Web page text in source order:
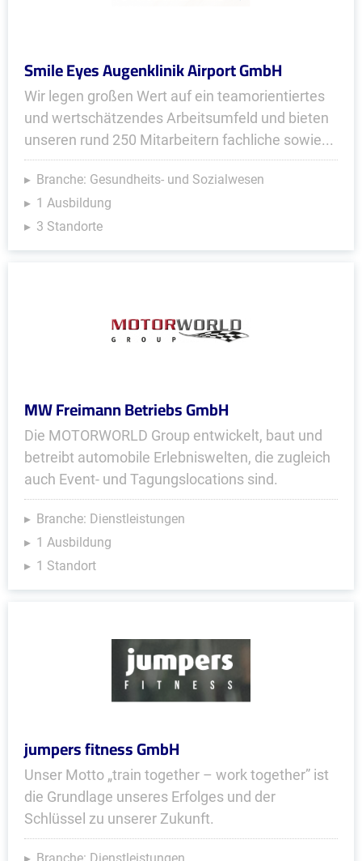
Smile Eyes Augenklinik Airport GmbH
Wir legen großen Wert auf ein teamorientiertes
und wertschätzendes Arbeitsumfeld und bieten
unseren rund 250 Mitarbeitern fachliche sowie...
Branche: Gesundheits- und Sozialwesen
1 Ausbildung
3 Standorte
MW Freimann Betriebs GmbH
Die MOTORWORLD Group entwickelt, baut und
betreibt automobile Erlebniswelten, die zugleich
auch Event- und Tagungslocations sind.
Branche: Dienstleistungen
1 Ausbildung
1 Standort
jumpers fitness GmbH
Unser Motto „train together – work together” ist
die Grundlage unseres Erfolges und der
Schlüssel zu unserer Zukunft.